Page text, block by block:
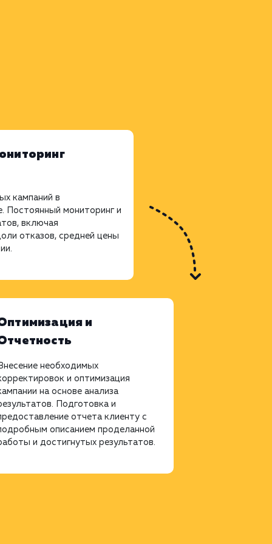
кампаний в
Постоянный мониторинг и
включая
отказов, средней цены
и
необходимых
и оптимизация
на основе анализа
Подготовка и
отчета клиенту с
описанием проделанной
и достигнутых результатов.